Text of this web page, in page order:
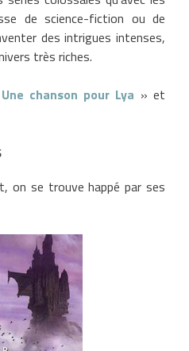
de science-fiction ou de
des intrigues intenses,
très riches.
Une chanson pour Lya » et
on se trouve happé par ses